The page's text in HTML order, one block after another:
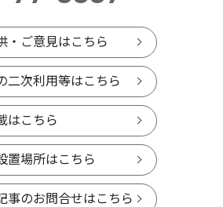
・ご意見はこちら
二次利用等はこちら
はこちら
置場所はこちら
事のお問合せはこちら